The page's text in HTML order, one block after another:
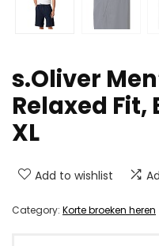
s.Oliver
Relaxed Fit,
XL
Add to wishlist
Category: Korte broeken heren